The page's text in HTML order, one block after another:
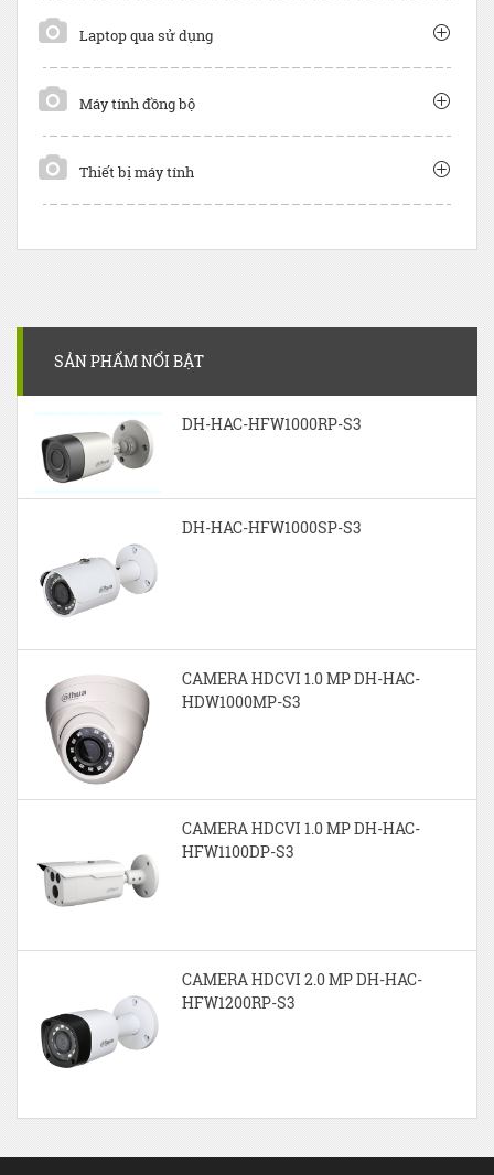
Laptop qua sử dụng
Máy tính đồng bộ
Thiết bị máy tính
SẢN PHẨM NỔI BẬT
DH-HAC-HFW1000RP-S3
DH-HAC-HFW1000SP-S3
CAMERA HDCVI 1.0 MP DH-HAC-
HDW1000MP-S3
CAMERA HDCVI 1.0 MP DH-HAC-
HFW1100DP-S3
CAMERA HDCVI 2.0 MP DH-HAC-
HFW1200RP-S3